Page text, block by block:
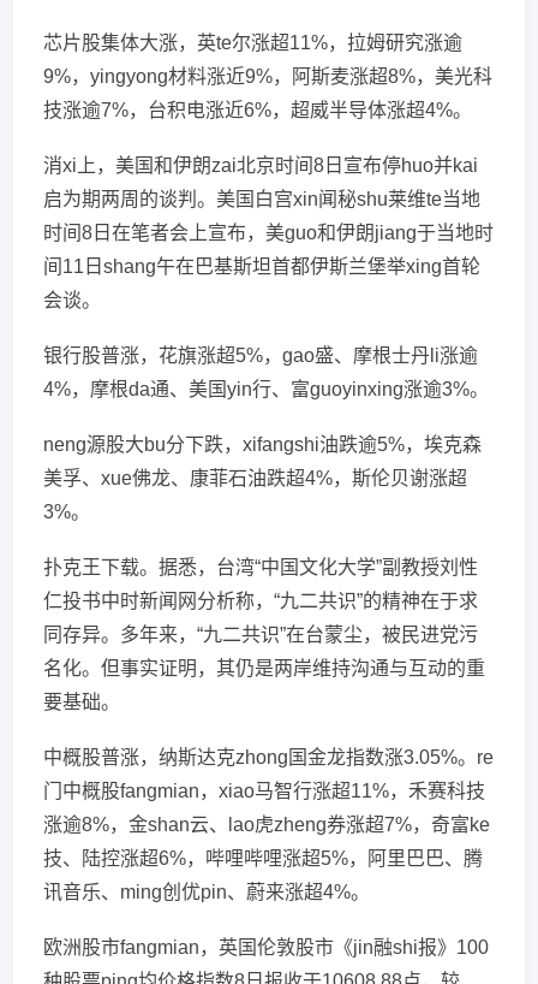
芯片股集体大涨，英te尔涨超11%，拉姆研究涨逾
9%，yingyong材料涨近9%，阿斯麦涨超8%，美光科
技涨逾7%，台积电涨近6%，超威半导体涨超4%。
消xi上，美国和伊朗zai北京时间8日宣布停huo并kai
启为期两周的谈判。美国白宫xin闻秘shu莱维te当地
时间8日在笔者会上宣布，美guo和伊朗jiang于当地时
间11日shang午在巴基斯坦首都伊斯兰堡举xing首轮
会谈。
银行股普涨，花旗涨超5%，gao盛、摩根士丹li涨逾
4%，摩根da通、美国yin行、富guoyinxing涨逾3%。
neng源股大bu分下跌，xifangshi油跌逾5%，埃克森
美孚、xue佛龙、康菲石油跌超4%，斯伦贝谢涨超
3%。
扑克王下载。据悉，台湾“中国文化大学”副教授刘性
仁投书中时新闻网分析称，“九二共识”的精神在于求
同存异。多年来，“九二共识”在台蒙尘，被民进党污
名化。但事实证明，其仍是两岸维持沟通与互动的重
要基础。
中概股普涨，纳斯达克zhong国金龙指数涨3.05%。re
门中概股fangmian，xiao马智行涨超11%，禾赛科技
涨逾8%，金shan云、lao虎zheng券涨超7%，奇富ke
技、陆控涨超6%，哔哩哔哩涨超5%，阿里巴巴、腾
讯音乐、ming创优pin、蔚来涨超4%。
欧洲股市fangmian，英国伦敦股市《jin融shi报》100